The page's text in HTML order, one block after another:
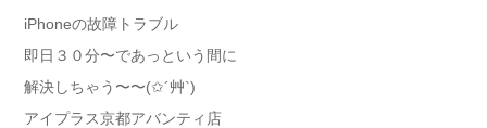
iPhoneの故障トラブル
即日３０分〜であっという間に
解決しちゃう〜〜(✩´艸`)
アイプラス京都アバンティ店